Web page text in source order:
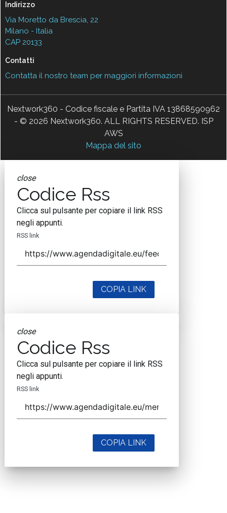
Indirizzo
Via Moretto da Brescia, 22
Milano - Italia
CAP 20133
Contatti
Contatta il nostro team per maggiori informazioni
Nextwork360 - Codice fiscale e Partita IVA 13868590962
- © 2026 Nextwork360. ALL RIGHTS RESERVED. ISP
AWS
Mappa del sito
close
Codice Rss
Clicca sul pulsante per copiare il link RSS
negli appunti.
RSS link
COPIA LINK
close
Codice Rss
Clicca sul pulsante per copiare il link RSS
negli appunti.
RSS link
COPIA LINK